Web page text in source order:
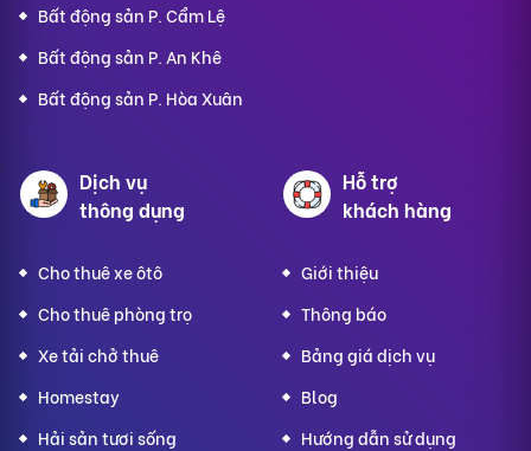
Bất động sản P. Cẩm Lệ
Bất động sản P. An Khê
Bất động sản P. Hòa Xuân
Dịch vụ
thông dụng
Cho thuê xe ôtô
Cho thuê phòng trọ
Xe tải chở thuê
Homestay
Hải sản tươi sống
Hỗ trợ
khách hàng
Giới thiệu
Thông báo
Bảng giá dịch vụ
Blog
Hướng dẫn sử dụng